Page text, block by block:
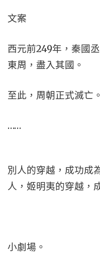
文案
西元前249年，秦國
東周，盡入其國。
至此，周朝正式滅亡。
……
別人的穿越，成功成
人，姬明夷的穿越，
小劇場。